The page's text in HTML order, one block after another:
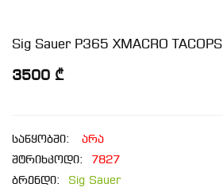
Sig Sauer P365 XMACRO TACOPS
3500 ₾
საწყობში:
არა
შტრიხკოდი:
7827
ბრენდი:
Sig Sauer